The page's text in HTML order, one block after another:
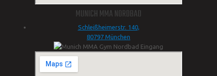
MUNICH MMA NORDBAD
Schleißheimerstr. 140,
80797 München